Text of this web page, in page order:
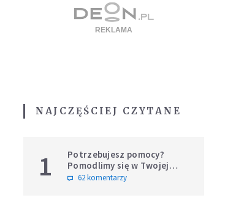
NAJCZĘŚCIEJ CZYTANE
1
Potrzebujesz pomocy?
Pomodlimy się w Twojej
intencji
62 komentarzy